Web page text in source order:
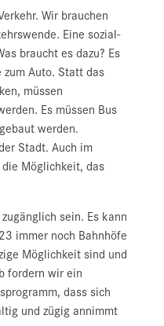
Wir brauchen
Eine sozial-
braucht es dazu? Es
Auto. Statt das
müssen
Es müssen Bus
werden.
Stadt. Auch im
Möglichkeit, das
sein. Es kann
immer noch Bahnhöfe
Möglichkeit sind und
fordern wir ein
dass sich
und zügig annimmt